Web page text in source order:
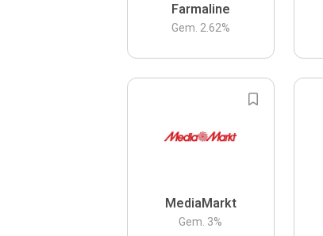
Farmaline
Gem. 2.62%
MediaMarkt
Gem. 3%